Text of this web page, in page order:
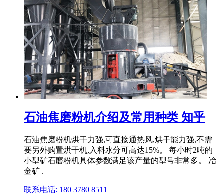
石油焦磨粉机介绍及常用种类 知乎
石油焦磨粉机烘干力强,可直接通热风,烘干能力强,不需
要另外购置烘干机,入料水分可高达15%。 每小时2吨的
小型矿石磨粉机具体参数满足该产量的型号非常多。 冶
金矿 .
联系电话: 180 3780 8511